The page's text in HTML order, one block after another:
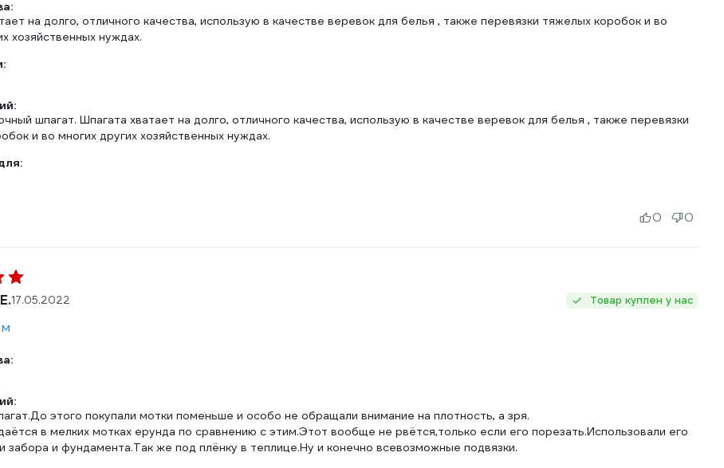
на долго, отличного качества, использую в качестве веревок для белья , также перевязки тяжелых коробок и во
хозяйственных нуждах.
шпагат. Шпагата хватает на долго, отличного качества, использую в качестве веревок для белья , также перевязки
и во многих других хозяйственных нуждах.
0 0
17.05.2022 Товар куплен у нас
этого покупали мотки поменьше и особо не обращали внимание на плотность, а зря.
в мелких мотках ерунда по сравнению с этим.Этот вообще не рвётся,только если его порезать.Использовали его
забора и фундамента.Так же под плёнку в теплице.Ну и конечно всевозможные подвязки.